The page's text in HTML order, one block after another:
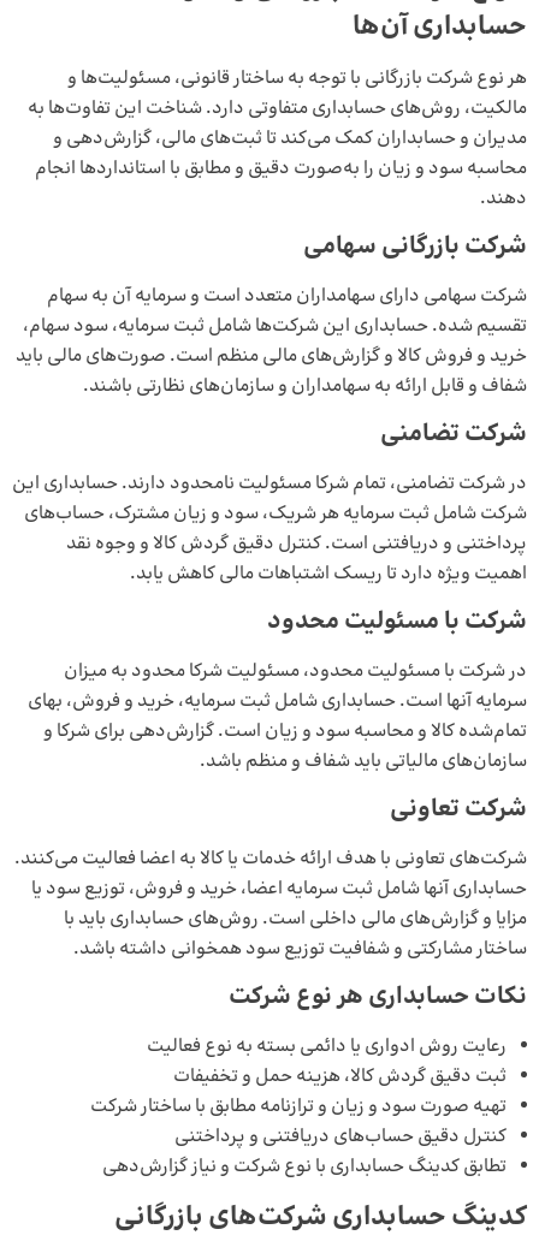
حسابداری آن‌ها
هر نوع شرکت بازرگانی با توجه به ساختار قانونی، مسئولیت‌ها و
مالکیت، روش‌های حسابداری متفاوتی دارد. شناخت این تفاوت‌ها به
مدیران و حسابداران کمک می‌کند تا ثبت‌های مالی، گزارش‌دهی و
محاسبه سود و زیان را به‌صورت دقیق و مطابق با استانداردها انجام
دهند.
شرکت بازرگانی سهامی
شرکت سهامی دارای سهامداران متعدد است و سرمایه آن به سهام
تقسیم شده. حسابداری این شرکت‌ها شامل ثبت سرمایه، سود سهام،
خرید و فروش کالا و گزارش‌های مالی منظم است. صورت‌های مالی باید
شفاف و قابل ارائه به سهامداران و سازمان‌های نظارتی باشند.
شرکت تضامنی
در شرکت تضامنی، تمام شرکا مسئولیت نامحدود دارند. حسابداری این
شرکت شامل ثبت سرمایه هر شریک، سود و زیان مشترک، حساب‌های
پرداختنی و دریافتنی است. کنترل دقیق گردش کالا و وجوه نقد
اهمیت ویژه دارد تا ریسک اشتباهات مالی کاهش یابد.
شرکت با مسئولیت محدود
در شرکت با مسئولیت محدود، مسئولیت شرکا محدود به میزان
سرمایه آنها است. حسابداری شامل ثبت سرمایه، خرید و فروش، بهای
تمام‌شده کالا و محاسبه سود و زیان است. گزارش‌دهی برای شرکا و
سازمان‌های مالیاتی باید شفاف و منظم باشد.
شرکت تعاونی
شرکت‌های تعاونی با هدف ارائه خدمات یا کالا به اعضا فعالیت می‌کنند.
حسابداری آنها شامل ثبت سرمایه اعضا، خرید و فروش، توزیع سود یا
مزایا و گزارش‌های مالی داخلی است. روش‌های حسابداری باید با
ساختار مشارکتی و شفافیت توزیع سود همخوانی داشته باشد.
نکات حسابداری هر نوع شرکت
رعایت روش ادواری یا دائمی بسته به نوع فعالیت
ثبت دقیق گردش کالا، هزینه حمل و تخفیفات
تهیه صورت سود و زیان و ترازنامه مطابق با ساختار شرکت
کنترل دقیق حساب‌های دریافتنی و پرداختنی
تطابق کدینگ حسابداری با نوع شرکت و نیاز گزارش‌دهی
کدینگ حسابداری شرکت‌های بازرگانی